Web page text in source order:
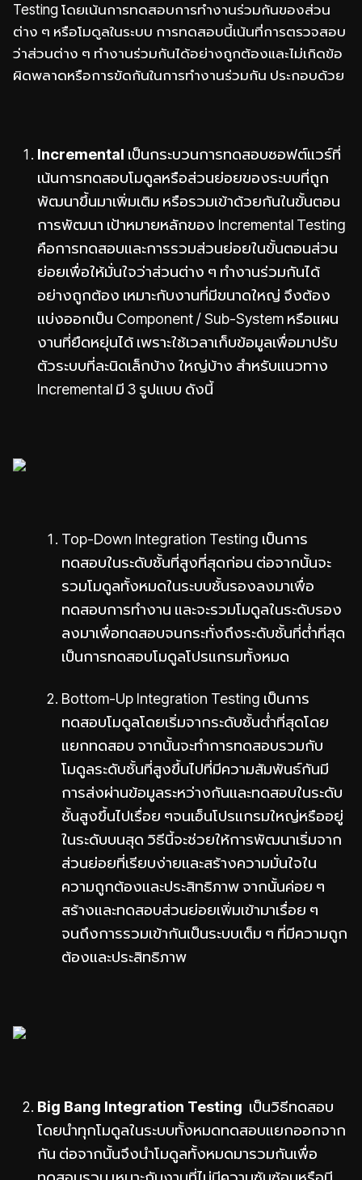
Testing โดยเน้นการทดสอบการทำงานร่วมกันของส่วน
ต่าง ๆ หรือโมดูลในระบบ การทดสอบนี้เน้นที่การตรวจสอบ
ว่าส่วนต่าง ๆ ทำงานร่วมกันได้อย่างถูกต้องและไม่เกิดข้อ
ผิดพลาดหรือการขัดกันในการทำงานร่วมกัน ประกอบด้วย
Incremental เป็นกระบวนการทดสอบซอฟต์แวร์ที่
เน้นการทดสอบโมดูลหรือส่วนย่อยของระบบที่ถูก
พัฒนาขึ้นมาเพิ่มเติม หรือรวมเข้าด้วยกันในขั้นตอน
การพัฒนา เป้าหมายหลักของ Incremental Testing
คือการทดสอบและการรวมส่วนย่อยในขั้นตอนส่วน
ย่อยเพื่อให้มั่นใจว่าส่วนต่าง ๆ ทำงานร่วมกันได้
อย่างถูกต้อง เหมาะกับงานที่มีขนาดใหญ่ จึงต้อง
แบ่งออกเป็น Component / Sub-System หรือแผน
งานที่ยืดหยุ่นได้ เพราะใช้เวลาเก็บข้อมูลเพื่อมาปรับ
ตัวระบบที่ละนิดเล็กบ้าง ใหญ่บ้าง สำหรับแนวทาง
Incremental มี 3 รูปแบบ ดังนี้
Top-Down Integration Testing เป็นการ
ทดสอบในระดับชั้นที่สูงที่สุดก่อน ต่อจากนั้นจะ
รวมโมดูลทั้งหมดในระบบชั้นรองลงมาเพื่อ
ทดสอบการทำงาน และจะรวมโมดูลในระดับรอง
ลงมาเพื่อทดสอบจนกระทั่งถึงระดับชั้นที่ต่ำที่สุด
เป็นการทดสอบโมดูลโปรแกรมทั้งหมด
Bottom-Up Integration Testing เป็นการ
ทดสอบโมดูลโดยเริ่มจากระดับชั้นต่ำที่สุดโดย
แยกทดสอบ จากนั้นจะทำการทดสอบรวมกับ
โมดูลระดับชั้นที่สูงขึ้นไปที่มีความสัมพันธ์กันมี
การส่งผ่านข้อมูลระหว่างกันและทดสอบในระดับ
ชั้นสูงขึ้นไปเรื่อย ๆจนเอ็นโปรแกรมใหญ่หรืออยู่
ในระดับบนสุด วิธีนี้จะช่วยให้การพัฒนาเริ่มจาก
ส่วนย่อยที่เรียบง่ายและสร้างความมั่นใจใน
ความถูกต้องและประสิทธิภาพ จากนั้นค่อย ๆ
สร้างและทดสอบส่วนย่อยเพิ่มเข้ามาเรื่อย ๆ
จนถึงการรวมเข้ากันเป็นระบบเต็ม ๆ ที่มีความถูก
ต้องและประสิทธิภาพ
Big Bang Integration Testing เป็นวิธีทดสอบ
โดยนำทุกโมดูลในระบบทั้งหมดทดสอบแยกออกจาก
กัน ต่อจากนั้นจึงนำโมดูลทั้งหมดมารวมกันเพื่อ